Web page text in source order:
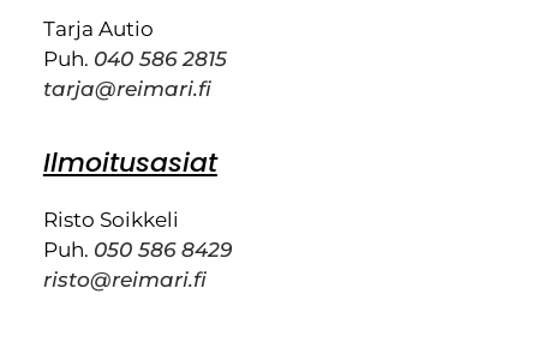
Tarja Autio
Puh. 040 586 2815
tarja@reimari.fi
Ilmoitusasiat
Risto Soikkeli
Puh. 050 586 8429
risto@reimari.fi